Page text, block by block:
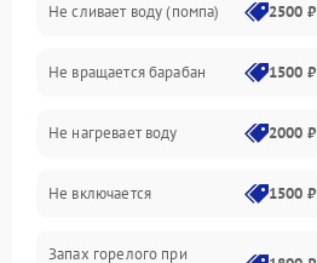
Водоснабжение
Слив
Программное обеспечение
Не сливает воду (помпа) 2500 ₽
Не вращается барабан 1500 ₽
Не нагревает воду 2000 ₽
Не включается 1500 ₽
Запах горелого при